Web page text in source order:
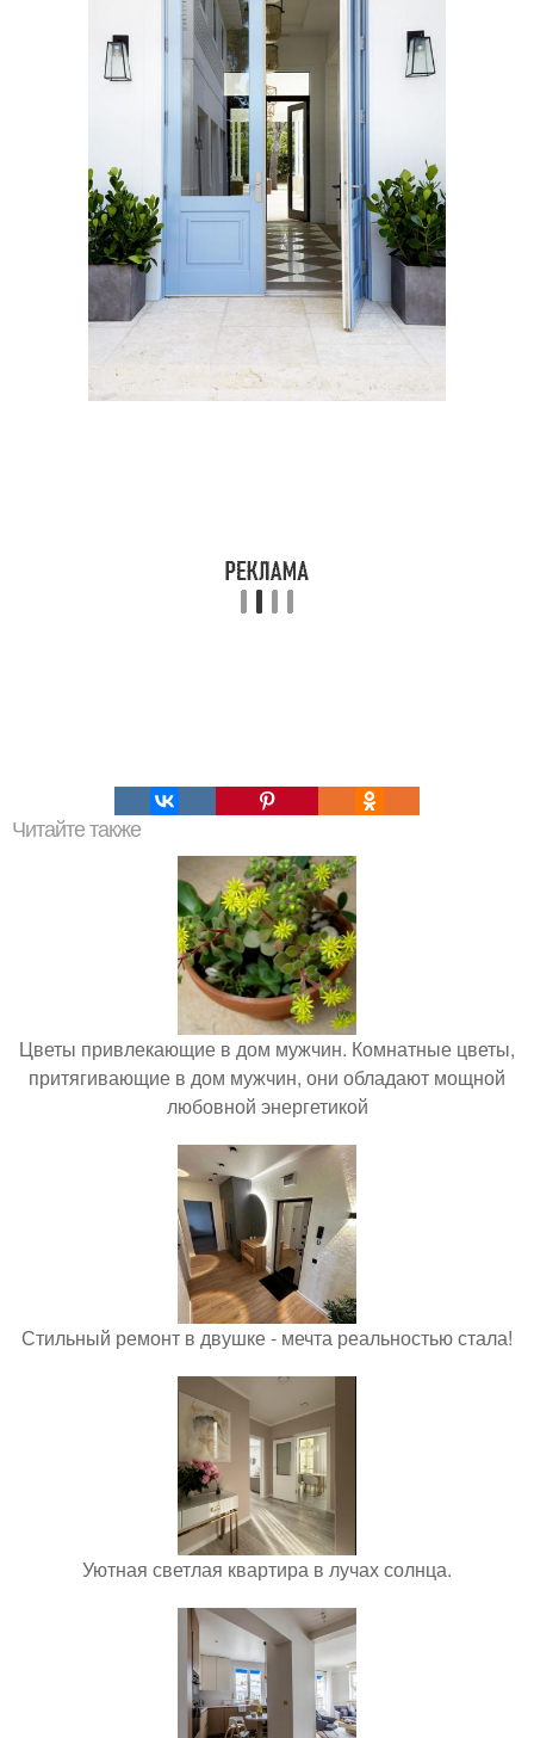
Читайте также
Цветы привлекающие в дом мужчин. Комнатные цветы,
притягивающие в дом мужчин, они обладают мощной
любовной энергетикой
Стильный ремонт в двушке - мечта реальностью стала!
Уютная светлая квартира в лучах солнца.